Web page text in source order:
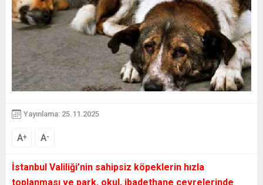
Yayınlama: 25.11.2025
A+ A-
İstanbul Valiliği’nin sahipsiz köpeklerin hızla
toplanması ve park, okul, ibadethane çevrelerinde